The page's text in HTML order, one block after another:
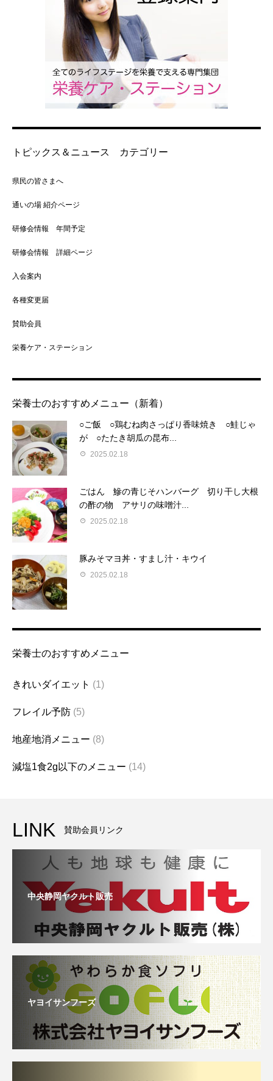
トピックス＆ニュース カテゴリー
県民の皆さまへ
通いの場 紹介ページ
研修会情報 年間予定
研修会情報 詳細ページ
入会案内
各種変更届
賛助会員
栄養ケア・ステーション
栄養士のおすすめメニュー（新着）
○ご飯 ○鶏むね肉さっぱり香味焼き ○鮭じゃ
が ○たたき胡瓜の昆布...
2025.02.18
ごはん 鰺の青じそハンバーグ 切り干し大根
の酢の物 アサリの味噌汁...
2025.02.18
豚みそマヨ丼・すまし汁・キウイ
2025.02.18
栄養士のおすすめメニュー
きれいダイエット (1)
フレイル予防 (5)
地産地消メニュー (8)
減塩1食2g以下のメニュー (14)
LINK 賛助会員リンク
中央静岡ヤクルト販売
ヤヨイサンフーズ